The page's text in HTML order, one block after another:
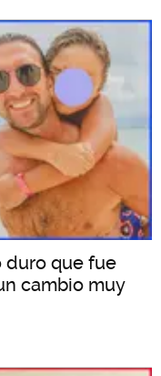
duro que fue
cambio muy